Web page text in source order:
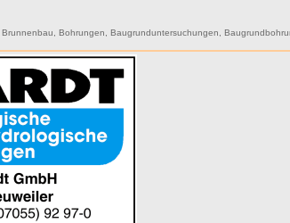
,Brunnenbau ,Bohrungen ,Baugrunduntersuchungen ,